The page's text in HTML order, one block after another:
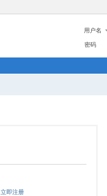
用户名
密码
立即注册